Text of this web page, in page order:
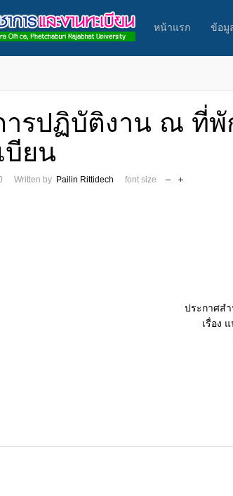
หน้าแรก ข้อมู
รปฏิบัติงาน ณ ที่พั
บียน
Written by Pailin Rittidech font size
ประกาศส
เรื่อง